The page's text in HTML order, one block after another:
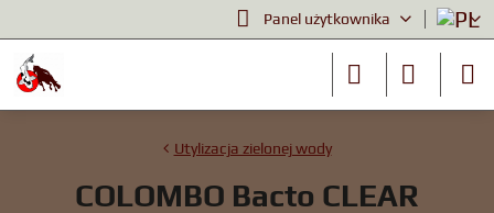
Panel użytkownika
Utylizacja zielonej wody
COLOMBO Bacto CLEAR